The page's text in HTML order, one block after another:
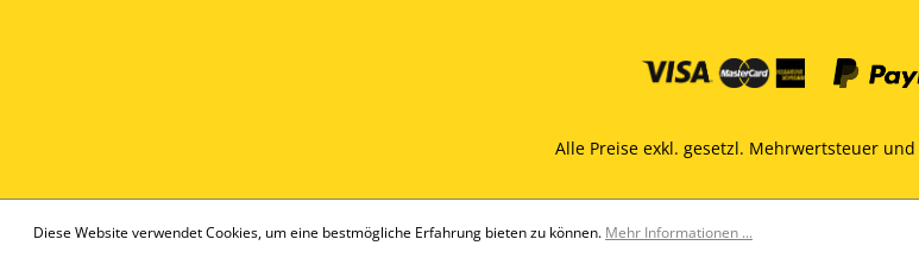
Alle Preise exkl. gesetzl. Mehrwertsteuer und
Diese Website verwendet Cookies, um eine bestmögliche Erfahrung bieten zu können. Mehr Informationen ...